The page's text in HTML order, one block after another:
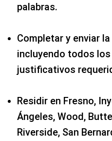
palabras.
Completar y enviar
incluyendo todos
justificativos
Residir en Fresno,
Ángeles, Wood,
Riverside, San